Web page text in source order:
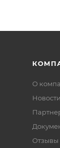
О
Новости
Отзывы